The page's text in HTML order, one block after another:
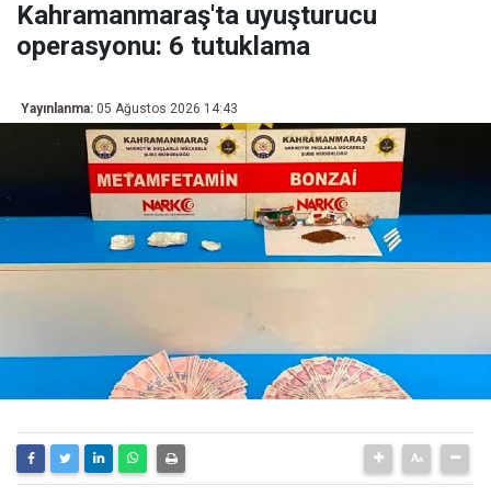
Kahramanmaraş'ta uyuşturucu
operasyonu: 6 tutuklama
Yayınlanma: 05 Ağustos 2026 14:43